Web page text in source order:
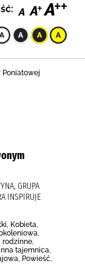
Poniatowej
GRUPA
INSPIRUJE
Kobieta,
rodzinne,
tajemnica,
Powieść,